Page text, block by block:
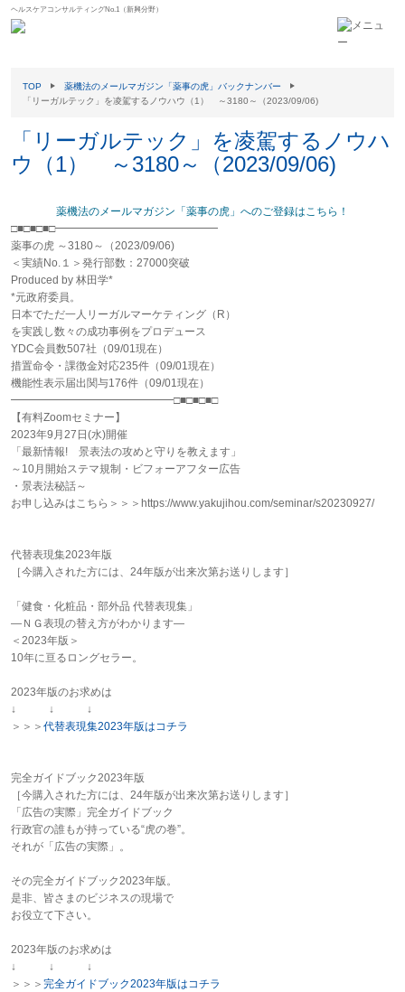
ヘルスケアコンサルティングNo.1（新興分野）
TOP
薬機法のメールマガジン「薬事の虎」バックナンバー
「リーガルテック」を凌駕するノウハウ（1） ～3180～（2023/09/06)
「リーガルテック」を凌駕するノウハ
ウ（1） ～3180～（2023/09/06)
薬機法のメールマガジン「薬事の虎」へのご登録はこちら！
□■□■□■□━━━━━━━━━━━━━━━
薬事の虎 ～3180～（2023/09/06)
＜実績No.１＞発行部数：27000突破
Produced by 林田学*
*元政府委員。
日本でただ一人リーガルマーケティング（R）
を実践し数々の成功事例をプロデュース
YDC会員数507社（09/01現在）
措置命令・課徴金対応235件（09/01現在）
機能性表示届出関与176件（09/01現在）
━━━━━━━━━━━━━━━□■□■□■□
【有料Zoomセミナー】
2023年9月27日(水)開催
「最新情報! 景表法の攻めと守りを教えます」
～10月開始ステマ規制・ビフォーアフター広告
・景表法秘話～
お申し込みはこちら＞＞＞https://www.yakujihou.com/seminar/s20230927/
代替表現集2023年版
［今購入された方には、24年版が出来次第お送りします］
「健食・化粧品・部外品 代替表現集」
―ＮＧ表現の替え方がわかります―
＜2023年版＞
10年に亘るロングセラー。
2023年版のお求めは
↓ ↓ ↓
＞＞＞ 代替表現集2023年版はコチラ
完全ガイドブック2023年版
［今購入された方には、24年版が出来次第お送りします］
「広告の実際」完全ガイドブック
行政官の誰もが持っている“虎の巻”。
それが「広告の実際」。
その完全ガイドブック2023年版。
是非、皆さまのビジネスの現場で
お役立て下さい。
2023年版のお求めは
↓ ↓ ↓
＞＞＞ 完全ガイドブック2023年版はコチラ